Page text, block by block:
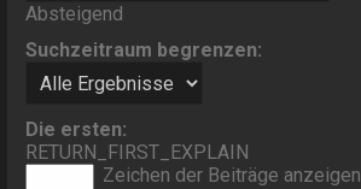
Absteigend
Suchzeitraum begrenzen:
Die ersten:
RETURN_FIRST_EXPLAIN
Zeichen der Beiträge anzeigen